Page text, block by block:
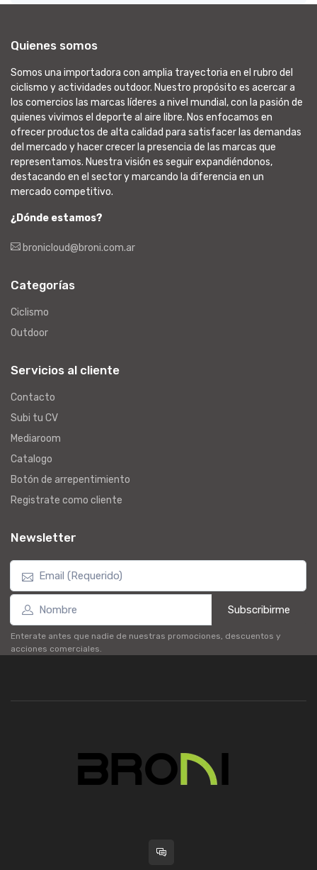
Quienes somos
Somos una importadora con amplia trayectoria en el rubro del
ciclismo y actividades outdoor. Nuestro propósito es acercar a
los comercios las marcas líderes a nivel mundial, con la pasión de
quienes vivimos el deporte al aire libre. Nos enfocamos en
ofrecer productos de alta calidad para satisfacer las demandas
del mercado y hacer crecer la presencia de las marcas que
representamos. Nuestra visión es seguir expandiéndonos,
destacando en el sector y marcando la diferencia en un
mercado competitivo.
¿Dónde estamos?
bronicloud@broni.com.ar
Categorías
Ciclismo
Outdoor
Servicios al cliente
Contacto
Subi tu CV
Mediaroom
Catalogo
Botón de arrepentimiento
Registrate como cliente
Newsletter
Subscribirme
Enterate antes que nadie de nuestras promociones, descuentos y
acciones comerciales.